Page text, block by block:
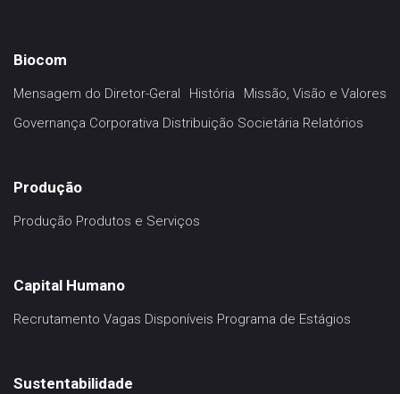
Biocom
Mensagem do Diretor-Geral História
Missão, Visão e Valores
Governança Corporativa Distribuição Societária Relatórios
Produção
Produção Produtos e Serviços
Capital Humano
Recrutamento Vagas Disponíveis Programa de Estágios
Sustentabilidade